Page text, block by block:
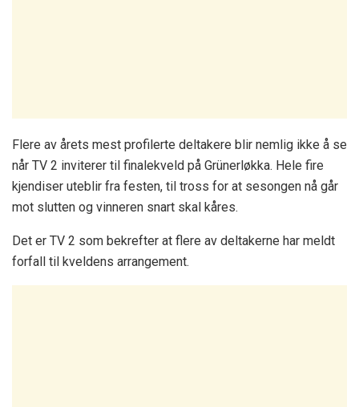
Flere av årets mest profilerte deltakere blir nemlig ikke å se
når TV 2 inviterer til finalekveld på Grünerløkka. Hele fire
kjendiser uteblir fra festen, til tross for at sesongen nå går
mot slutten og vinneren snart skal kåres.
Det er TV 2 som bekrefter at flere av deltakerne har meldt
forfall til kveldens arrangement.